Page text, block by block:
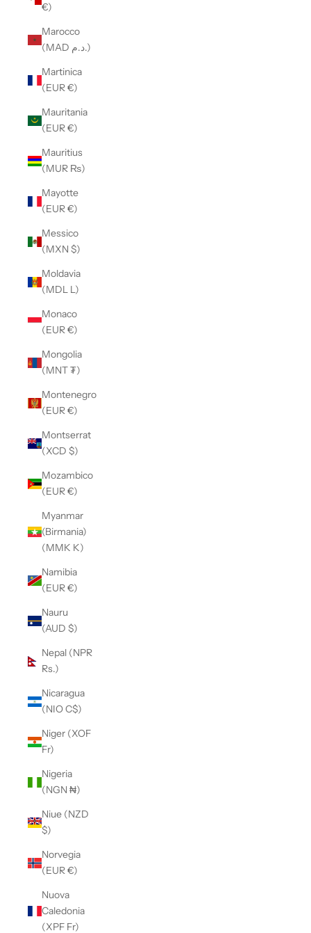
€)
Marocco
(MAD د.م.)
Martinica
(EUR €)
Mauritania
(EUR €)
Mauritius
(MUR ₨)
Mayotte
(EUR €)
Messico
(MXN $)
Moldavia
(MDL L)
Monaco
(EUR €)
Mongolia
(MNT ₮)
Montenegro
(EUR €)
Montserrat
(XCD $)
Mozambico
(EUR €)
Myanmar
(Birmania)
(MMK K)
Namibia
(EUR €)
Nauru
(AUD $)
Nepal (NPR
Rs.)
Nicaragua
(NIO C$)
Niger (XOF
Fr)
Nigeria
(NGN ₦)
Niue (NZD
$)
Norvegia
(EUR €)
Nuova
Caledonia
(XPF Fr)